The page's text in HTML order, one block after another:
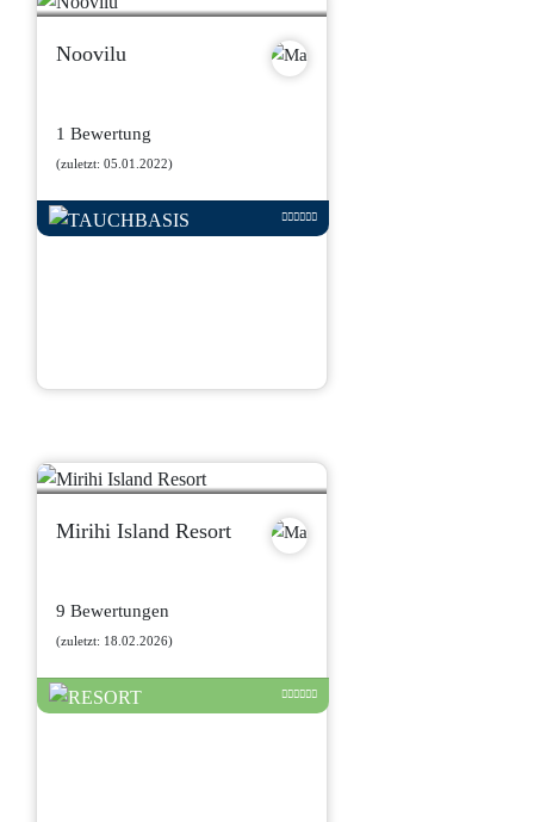
Noovilu
1 Bewertung
(zuletzt: 05.01.2022)
Mirihi Island Resort
9 Bewertungen
(zuletzt: 18.02.2026)